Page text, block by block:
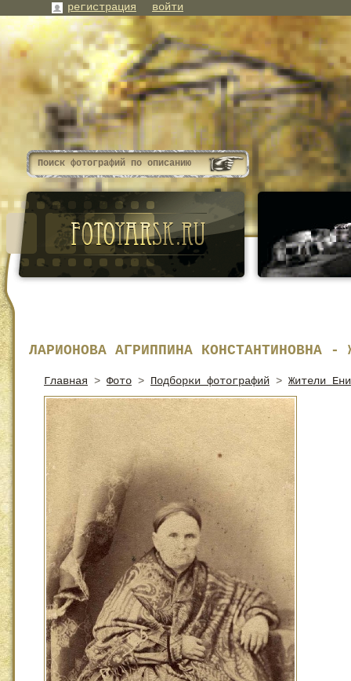
ЛАРИОНОВА АГРИППИНА КОНСТАНТИНОВНА
Главная > Фото > Подборки фотографий > Жители
регистрация войти